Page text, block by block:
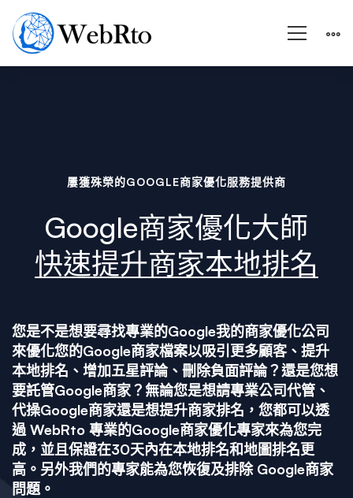
商
優
化-
提
屢獲殊榮的GOOGLE商家優化服務提供商
Google商家優化大師
快速提升商家本地排名
您是不是想要尋找專業的Google我的商家優化公司
來優化您的Google商家檔案以吸引更多顧客、提升
本地排名、增加五星評論、刪除負面評論？還是您想
要託管Google商家？無論您是想請專業公司代管、
代操Google商家還是想提升商家排名，您都可以透
過 WebRto 專業的Google商家優化專家來為您完
成，並且保證在30天內在本地排名和地圖排名更
高。另外我們的專家能為您恢復及排除 Google商家
問題。